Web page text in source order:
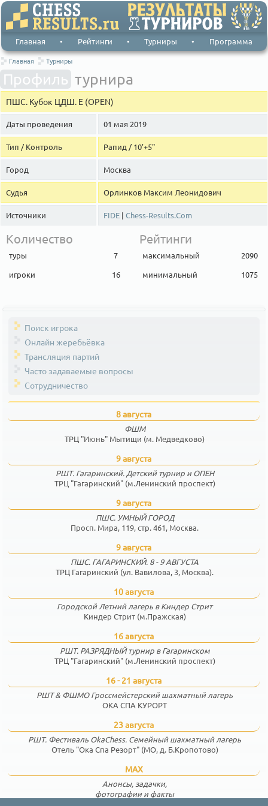
Главная • Рейтинги • Турниры • Программа
Главная Турниры
Профиль турнира
ПШС. Кубок ЦДШ. E (OPEN)
Даты проведения 01 мая 2019
Тип / Контроль Рапид / 10'+5"
Город Москва
Судья Орлинков Максим Леонидович
Источники FIDE | Chess-Results.Com
Количество
туры
7
игроки
16
Рейтинги
максимальный
2090
минимальный
1075
Поиск игрока
Онлайн жеребьёвка
Трансляция партий
Часто задаваемые вопросы
Сотрудничество
8 августа
ФШМ
ТРЦ "Июнь" Мытищи (м. Медведково)
9 августа
РШТ. Гагаринский. Детский турнир и ОПЕН
ТРЦ "Гагаринский" (м.Ленинский проспект)
9 августа
ПШС. УМНЫЙ ГОРОД
Просп. Мира, 119, стр. 461, Москва.
9 августа
ПШС. ГАГАРИНСКИЙ. 8 - 9 АВГУСТА
ТРЦ Гагаринский (ул. Вавилова, 3, Москва).
10 августа
Городской Летний лагерь в Киндер Стрит
Киндер Стрит (м.Пражская)
16 августа
РШТ. РАЗРЯДНЫЙ турнир в Гагаринском
ТРЦ "Гагаринский" (м.Ленинский проспект)
16 - 21 августа
РШТ & ФШМО Гроссмейстерский шахматный лагерь
ОКА СПА КУРОРТ
23 августа
РШТ. Фестиваль OkaChess. Семейный шахматный лагерь
Отель "Ока Спа Резорт" (МО, д. Б.Кропотово)
MAX
Анонсы, задачки,
фотографии и факты